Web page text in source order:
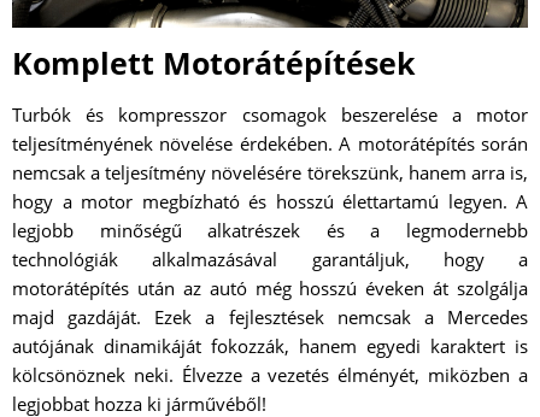
Komplett Motorátépítések
Turbók és kompresszor csomagok beszerelése a motor
teljesítményének növelése érdekében. A motorátépítés során
nemcsak a teljesítmény növelésére törekszünk, hanem arra is,
hogy a motor megbízható és hosszú élettartamú legyen. A
legjobb minőségű alkatrészek és a legmodernebb
technológiák alkalmazásával garantáljuk, hogy a
motorátépítés után az autó még hosszú éveken át szolgálja
majd gazdáját. Ezek a fejlesztések nemcsak a Mercedes
autójának dinamikáját fokozzák, hanem egyedi karaktert is
kölcsönöznek neki. Élvezze a vezetés élményét, miközben a
legjobbat hozza ki járművéből!